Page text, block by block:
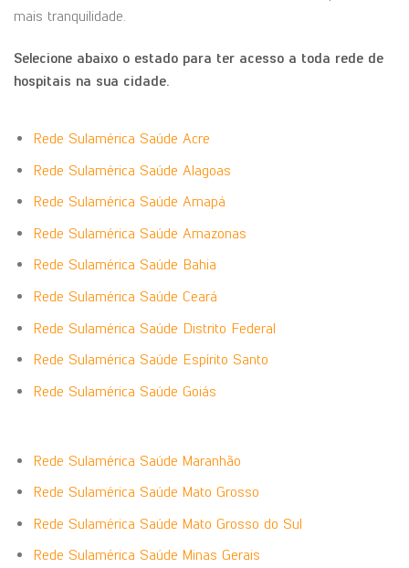
mais tranquilidade.
Selecione abaixo o estado para ter acesso a toda rede de
hospitais na sua cidade.
Rede Sulamérica Saúde Acre
Rede Sulamérica Saúde Alagoas
Rede Sulamérica Saúde Amapá
Rede Sulamérica Saúde Amazonas
Rede Sulamérica Saúde Bahia
Rede Sulamérica Saúde Ceará
Rede Sulamérica Saúde Distrito Federal
Rede Sulamérica Saúde Espírito Santo
Rede Sulamérica Saúde Goiás
Rede Sulamérica Saúde Maranhão
Rede Sulamérica Saúde Mato Grosso
Rede Sulamérica Saúde Mato Grosso do Sul
Rede Sulamérica Saúde Minas Gerais